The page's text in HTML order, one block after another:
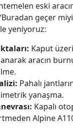
eski
geçer
yeniyoruz:
Kaput
aracın
Pahalı
yanaşma.
Kapalı
Alpine